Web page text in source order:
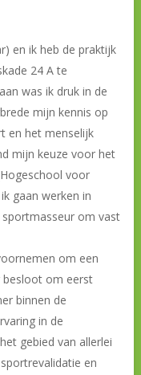
en ik heb de praktijk
24 A te
was ik druk in de
mijn kennis op
en het menselijk
mijn keuze voor het
voor
gaan werken in
om vast
om een
besloot om eerst
binnen de
in de
gebied van allerlei
en